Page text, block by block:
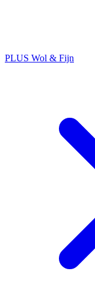
PLUS Wol & Fijn